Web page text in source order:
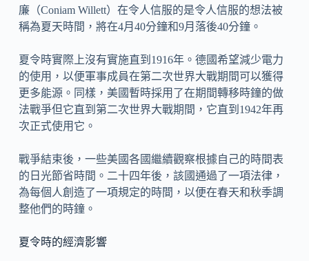
廉（Coniam Willett）在令人信服的是令人信服的想法被
稱為夏天時間，將在4月40分鐘和9月落後40分鐘。
夏令時實際上沒有實施直到1916年。德國希望減少電力
的使用，以便軍事成員在第二次世界大戰期間可以獲得
更多能源。同樣，美國暫時採用了在期間轉移時鐘的做
法戰爭但它直到第二次世界大戰期間，它直到1942年再
次正式使用它。
戰爭結束後，一些美國各國繼續觀察根據自己的時間表
的日光節省時間。二十四年後，該國通過了一項法律，
為每個人創造了一項規定的時間，以便在春天和秋季調
整他們的時鐘。
夏令時的經濟影響